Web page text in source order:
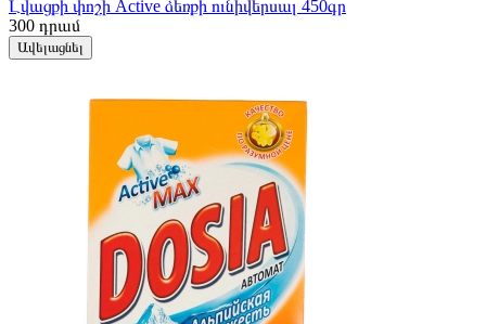
Լվացքի փոշի Active ձեռքի ունիվերսալ 450գր
300 դրամ
Ավելացնել